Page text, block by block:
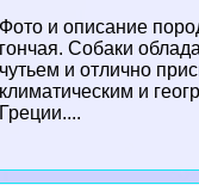
Фото и описание
гончая. Собаки
чутьем и отлично
климатическим и
Греции....